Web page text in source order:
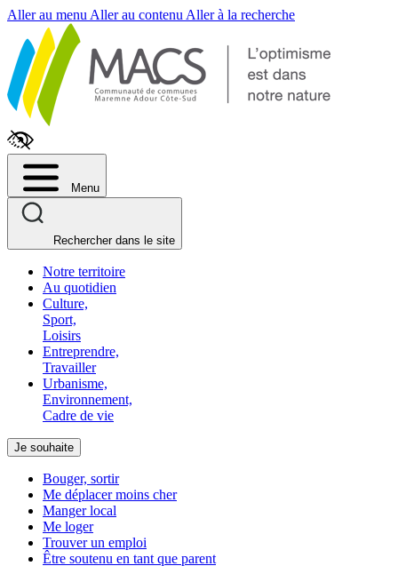
Aller au menu Aller au contenu Aller à la recherche
Menu
Rechercher dans le site
Notre territoire
Au quotidien
Culture,
Sport,
Loisirs
Entreprendre,
Travailler
Urbanisme,
Environnement,
Cadre de vie
Je souhaite
Bouger, sortir
Me déplacer moins cher
Manger local
Me loger
Trouver un emploi
Être soutenu en tant que parent
Fenêtre
de
chat